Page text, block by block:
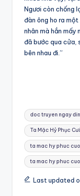
Ngươi còn chống
đàn ông ho ra
nhân mà hắn mấy
đã bước qua cửa,
bên nhau đi.”
Tags:
doc truyen ngay
Ta Mặc Hỷ Phục
ta mac hy phuc
ta mac hy phuc
Last updated